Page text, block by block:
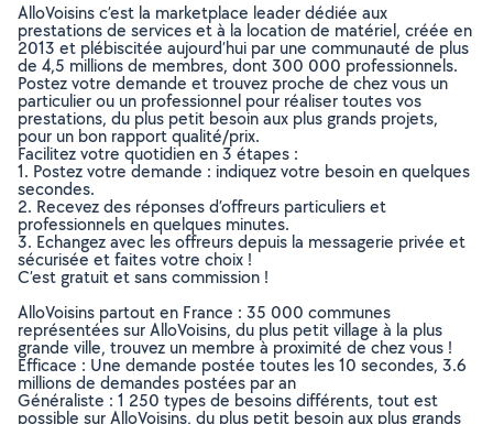
AlloVoisins c’est la marketplace leader dédiée aux
prestations de services et à la location de matériel, créée en
2013 et plébiscitée aujourd’hui par une communauté de plus
de 4,5 millions de membres, dont 300 000 professionnels.
Postez votre demande et trouvez proche de chez vous un
particulier ou un professionnel pour réaliser toutes vos
prestations, du plus petit besoin aux plus grands projets,
pour un bon rapport qualité/prix.
Facilitez votre quotidien en 3 étapes :
1. Postez votre demande : indiquez votre besoin en quelques
secondes.
2. Recevez des réponses d’offreurs particuliers et
professionnels en quelques minutes.
3. Echangez avec les offreurs depuis la messagerie privée et
sécurisée et faites votre choix !
C’est gratuit et sans commission !
AlloVoisins partout en France : 35 000 communes
représentées sur AlloVoisins, du plus petit village à la plus
grande ville, trouvez un membre à proximité de chez vous !
Efficace : Une demande postée toutes les 10 secondes, 3.6
millions de demandes postées par an
Généraliste : 1 250 types de besoins différents, tout est
possible sur AlloVoisins, du plus petit besoin aux plus grands